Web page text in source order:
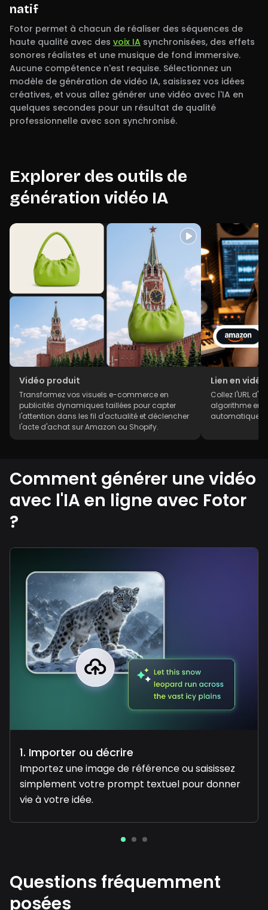
natif
Fotor permet à chacun de réaliser des séquences de
haute qualité avec des voix IA synchronisées, des effets
sonores réalistes et une musique de fond immersive.
Aucune compétence n'est requise. Sélectionnez un
modèle de génération de vidéo IA, saisissez vos idées
créatives, et vous allez générer une vidéo avec l'IA en
quelques secondes pour un résultat de qualité
professionnelle avec son synchronisé.
Explorer des outils de
génération vidéo IA
Vidéo produit
Transformez vos visuels e-commerce en
publicités dynamiques taillées pour capter
l'attention dans les fil d'actualité et déclencher
l'acte d'achat sur Amazon ou Shopify.
Lien en vidéo
Collez l'URL
algorithme en
Comment générer une vidéo
avec l'IA en ligne avec Fotor
?
1. Importer ou décrire
Importez une image de référence ou saisissez
simplement votre prompt textuel pour donner
vie à votre idée.
Questions fréquemment
posées